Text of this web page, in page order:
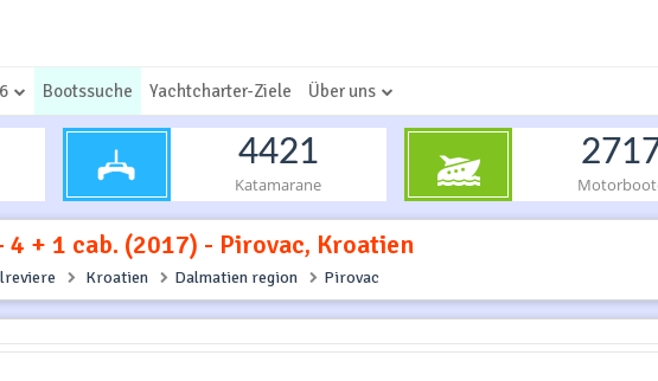
Bootssuche Yachtcharter-Ziele Über uns
4421
Katamarane
4 + 1 cab. (2017) - Pirovac, Kroatien
Kroatien Dalmatien region Pirovac